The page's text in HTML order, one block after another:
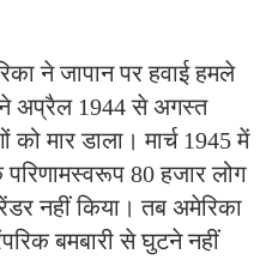
ने जापान पर हवाई हमले
ने अप्रैल 1944 से अगस्त
मार डाला। मार्च 1945 में
80 हजार लोग
नहीं किया। तब अमेरिका
बमबारी से घुटने नहीं